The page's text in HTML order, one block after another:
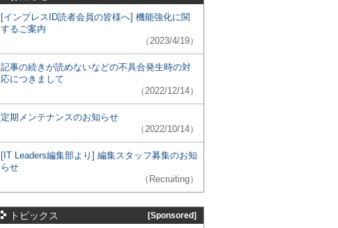
[インプレスID読者会員の皆様へ] 機能強化に関
するご案内
（2023/4/19）
記事の続きが読めないなどの不具合発生時の対
応につきまして
（2022/12/14）
定期メンテナンスのお知らせ
（2022/10/14）
[IT Leaders編集部より] 編集スタッフ募集のお知
らせ
（Recruiting）
トピックス [Sponsored]